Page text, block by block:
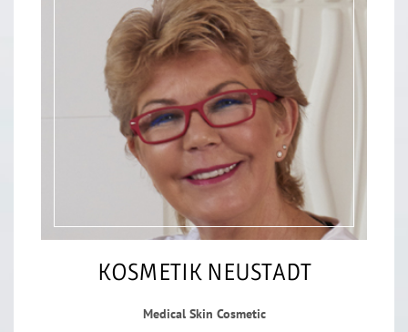
KOSMETIK NEUSTADT
Medical Skin Cosmetic